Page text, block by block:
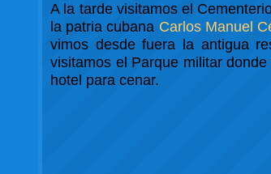
A la tarde visitamos el
la patria cubana Carlos Manuel
vimos desde fuera la antigua
visitamos el Parque militar
hotel para cenar.